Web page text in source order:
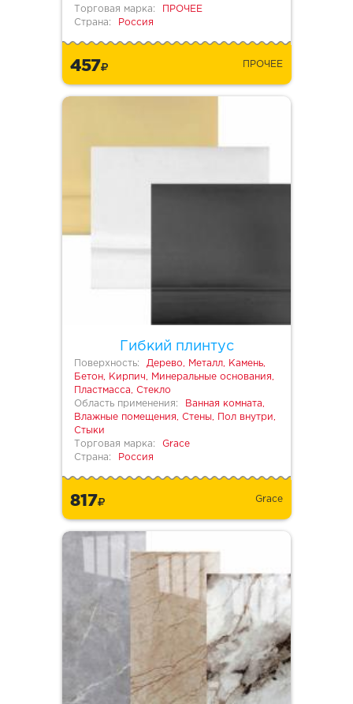
Торговая марка:
ПРОЧЕЕ
Страна:
Россия
457 ПРОЧЕЕ
Гибкий плинтус
Поверхность:
Дерево, Металл, Камень,
Бетон, Кирпич, Минеральные основания,
Пластмасса, Стекло
Область применения:
Ванная комната,
Влажные помещения, Стены, Пол внутри,
Стыки
Торговая марка:
Grace
Страна:
Россия
817 Grace